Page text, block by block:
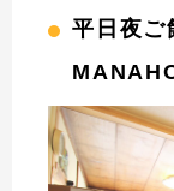
平日夜ご